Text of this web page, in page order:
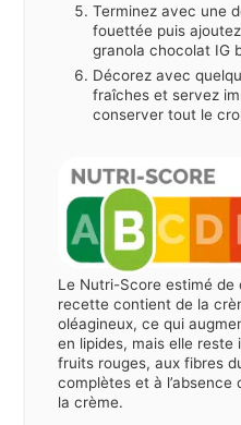
Terminez avec une
fouettée puis
granola chocolat IG
Décorez avec
fraîches et servez
conserver tout le
Le Nutri-Score estimé
recette contient de la
oléagineux, ce qui
en lipides, mais elle
fruits rouges, aux fibres
complètes et à
la crème.